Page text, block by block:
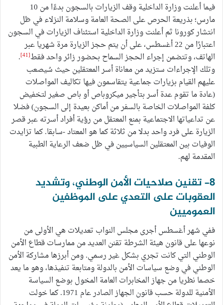
فيما أعلنت وزارة الداخلية وقف الزيارات بالسجون بدءًا من 10
مارس؛ بذريعة الحرص على الصحة العامة وسلامة النزلاء في ظل
انتشار كورونا ثم أعلنت وزارة الداخلية استئناف الزيارات في السجون
اعتبارًا من 22 أغسطس، على أن يتم حجز الزيارة مرة شهريا عبر
الهاتف، وتتضمن إجراء الحجز السماح بحضور زائر واحد فقط[41]
.
وتلك الإجراءات ستزيد من معاناة أسر المعتقلين حيث سُيصعب
عليهم القيام بزيارات جماعية يتقاسمون فيها تكاليف المواصلات
(عادة ما تقوم عدة أسر بتأجير ميكروباص أو باص صغير لتخفيض
كلفة المواصلات الخاصة بالسفر من أماكن بعيدة إلى السجون) فضلا
عن تداعياتها الاجتماعية بمنع المعتقل من رؤية أفراد أسرته عبر قصر
الزيارة على فرد واحد بدلا من ثلاثة كما هو المعتاد -سابقا. كما تزايدت
الوفيات بين المعتقلين السياسيين في ظل ضعف الرعاية الطبية
المقدمة لهم.
8- تقنين صلاحيات الأمن الوطني، وتشديد
العقوبات على التعدي على الموظفين
العموميين
ففي شهر أغسطس أجرى مجلس النواب تعديلات هي الأولى من
نوعها على قانون هيئة الشرطة تقنن العديد من ممارسات قطاع الأمن
الوطني التي كانت تجري بشكل غير رسمي. ومن أبرزها مشاركة الأمن
الوطني في وضع سياسات الأمن بالدولة ومتابعة تنفيذها، وهو ما يعد
خصما نظريا من جهاز المخابرات العامة المخول بوضع السياسة
الأمنية للدولة حسب قانون الجهاز الصادر عام 1971. كما خولت